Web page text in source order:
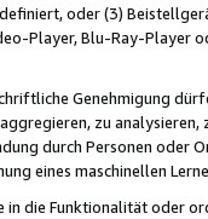
definiert, oder (3)
Player, Blu-Ray-Player
Genehmigung
zu
durch Personen
eines maschinellen
die Funktionalität oder